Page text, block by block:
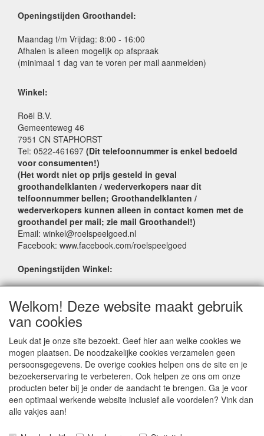
Openingstijden Groothandel:
Maandag t/m Vrijdag: 8:00 - 16:00
Afhalen is alleen mogelijk op afspraak
(minimaal 1 dag van te voren per mail aanmelden)
Winkel:
Roël B.V.
Gemeenteweg 46
7951 CN STAPHORST
Tel: 0522-461697 (Dit telefoonnummer is enkel bedoeld
voor consumenten!)
(Het wordt niet op prijs gesteld in geval
groothandelklanten / wederverkopers naar dit
telfoonnummer bellen; Groothandelklanten /
wederverkopers kunnen alleen in contact komen met de
groothandel per mail; zie mail Groothandel!)
Email: winkel@roelspeelgoed.nl
Facebook: www.facebook.com/roelspeelgoed
Openingstijden Winkel:
Zaterdag: 9:00 - 17:00
Donderdagavond koopavond: 19:00 - 21:00
SERVICE
Verkoopadressen
Webwinkels
Bestelvoorwaarden
Partner Groothandels
Algemene voorwaarden
Welkom! Deze website maakt gebruik
van cookies
Leuk dat je onze site bezoekt. Geef hier aan welke cookies we
mogen plaatsen. De noodzakelijke cookies verzamelen geen
persoonsgegevens. De overige cookies helpen ons de site en je
bezoekerservaring te verbeteren. Ook helpen ze ons om onze
producten beter bij je onder de aandacht te brengen. Ga je voor
een optimaal werkende website inclusief alle voordelen? Vink dan
alle vakjes aan!